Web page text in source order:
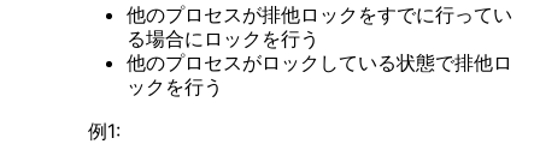
他のプロセスが排他ロックをすでに行ってい
る場合にロックを行う
他のプロセスがロックしている状態で排他ロ
ックを行う
例1: